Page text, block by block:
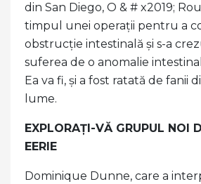
din San Diego, O & # x2019;
timpul unei operații pentru a
obstrucție intestinală și s-a
suferea de o anomalie
Ea va fi, și a fost ratată de fanii
lume.
EXPLORAȚI-VĂ GRUPUL NOI
EERIE
Dominique Dunne, care a